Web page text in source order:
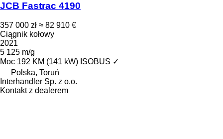
JCB Fastrac 4190
357 000 zł ≈ 82 910 €
Ciągnik kołowy
2021
5 125 m/g
Moc 192 KM (141 kW) ISOBUS ✓
Polska, Toruń
Interhandler Sp. z o.o.
Kontakt z dealerem